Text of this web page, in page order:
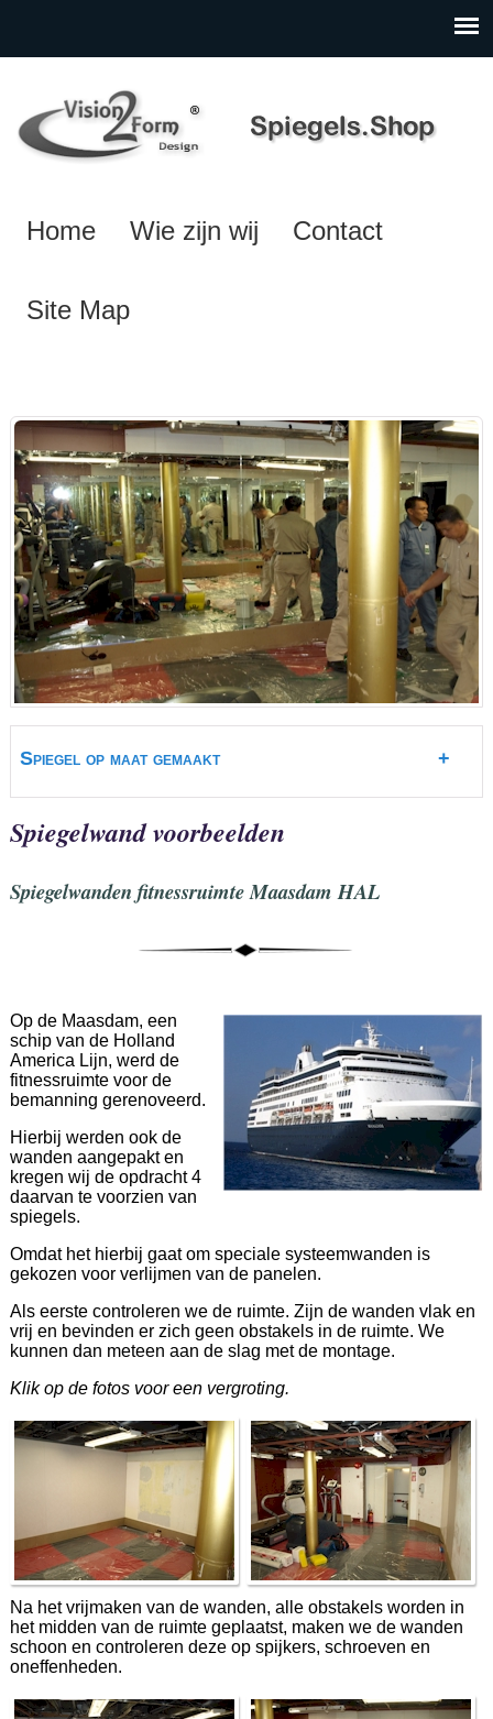
Home Wie zijn wij Contact
Site Map
Spiegel op maat gemaakt +
Spiegelwand voorbeelden
Spiegelwanden fitnessruimte Maasdam HAL
Op de Maasdam, een
schip van de Holland
America Lijn, werd de
fitnessruimte voor de
bemanning gerenoveerd.
Hierbij werden ook de
wanden aangepakt en
kregen wij de opdracht 4
daarvan te voorzien van
spiegels.
Omdat het hierbij gaat om speciale systeemwanden is
gekozen voor verlijmen van de panelen.
Als eerste controleren we de ruimte. Zijn de wanden vlak en
vrij en bevinden er zich geen obstakels in de ruimte. We
kunnen dan meteen aan de slag met de montage.
Klik op de fotos voor een vergroting.
Na het vrijmaken van de wanden, alle obstakels worden in
het midden van de ruimte geplaatst, maken we de wanden
schoon en controleren deze op spijkers, schroeven en
oneffenheden.